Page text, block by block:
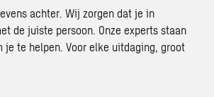
achter. Wij zorgen dat je in
de juiste persoon. Onze experts staan
je te helpen. Voor elke uitdaging, groot